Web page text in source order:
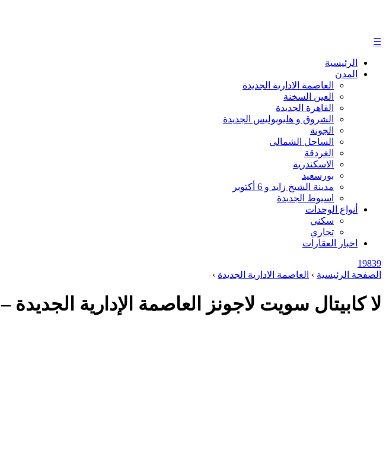
☰
الرئيسية
المدن
العاصمة الادارية الجديدة
العين السخنة
القاهرة الجديدة
الشروق و هليوبوليس الجديدة
الجونة
الساحل الشمالي
الغردقة
الاسكندرية
بورسعيد
مدينة الشيخ زايد و 6 أكتوبر
اسيوط الجديدة
أنواع الوحدات
سكني
تجاري
اخبار العقارات
19839
الصفحة الرئيسية › العاصمة الادارية الجديدة ›
لا كابيتال سويت لاجونز العاصمة الإدارية الجديدة – La Capitale Suite Lagoons